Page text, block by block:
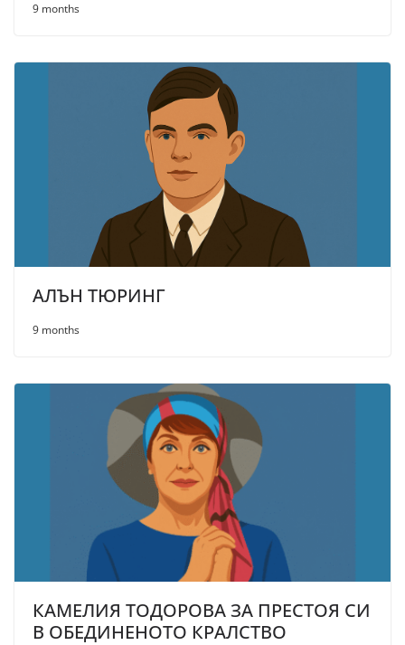
9 months
АЛЪН ТЮРИНГ
9 months
КАМЕЛИЯ ТОДОРОВА ЗА ПРЕСТОЯ СИ
В ОБЕДИНЕНОТО КРАЛСТВО